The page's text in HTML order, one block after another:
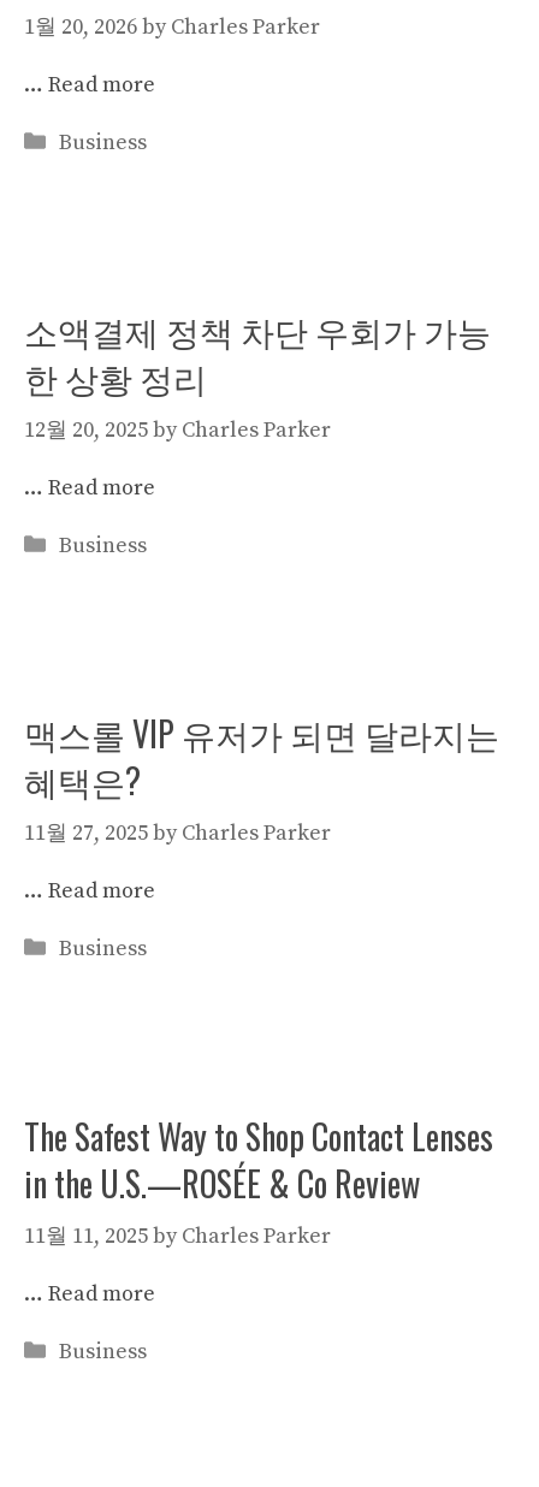
1월 20, 2026by Charles Parker
… Read more
Categories
Business
소액결제 정책 차단 우회가 가능
한 상황 정리
12월 20, 2025by Charles Parker
… Read more
Categories
Business
맥스롤 VIP 유저가 되면 달라지는
혜택은?
11월 27, 2025by Charles Parker
… Read more
Categories
Business
The Safest Way to Shop Contact Lenses
in the U.S.—ROSÉE & Co Review
11월 11, 2025by Charles Parker
… Read more
Categories
Business